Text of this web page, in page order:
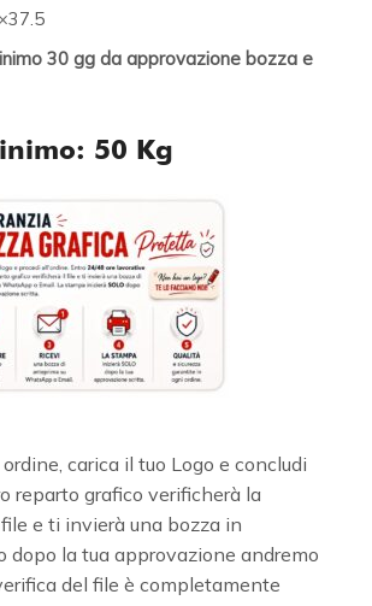
30 gg da approvazione bozza e
50 Kg
carica il tuo Logo e concludi
reparto grafico verificherà la
e ti invierà una bozza in
dopo la tua approvazione andremo
del file è completamente